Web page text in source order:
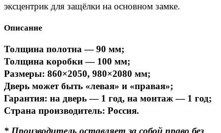
эксцентрик для защёлки на основном замке.
Описание
Толщина полотна — 90 мм;
Толщина коробки — 100 мм;
Размеры: 860×2050, 980×2080 мм;
Дверь может быть «левая» и «правая»;
Гарантия: на дверь — 1 год, на монтаж — 1 год;
Страна производитель: Россия.
* Производитель оставляет за собой право без